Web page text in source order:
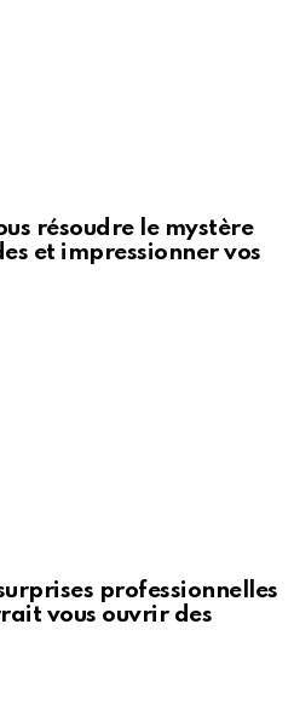
résoudre le mystère
et impressionner vos
professionnelles
vous ouvrir des